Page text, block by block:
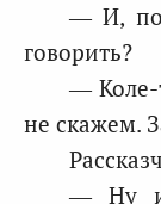
— И, по
говорить?
— Коле-
не скажем.
— Ну и